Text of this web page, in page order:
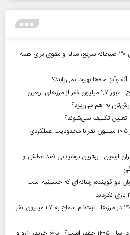
صبحانه چی درست کنم؟ معرفی ۳۰ صبحانه سریع، سالم و مقوی برای همه
ماه‌ها بهبود نمی‌یابند؟
به هم می‌ریزد؟
تعیین تکلیف نمی‌شوند؟
آمار معلولیت در ایران | بیش از ۱۰.۵ میلیون نفر با محدودیت عملکردی
اربعین | بهترین نوشیدنی ضد عطش و
زبان دو گوینده؛ رسانه‌ای که حسینیه است
آغاز رسمی برنامه‌های اربعین ۱۴۰۵ در مرز‌ها | ثبت‌نام سماح به ۱.۷ میلیون نفر